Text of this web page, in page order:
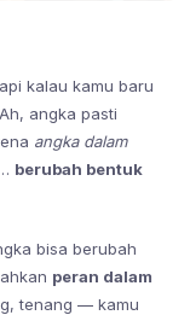
kalau kamu baru
angka pasti
angka dalam
berubah bentuk
bisa berubah
peran dalam
tenang — kamu